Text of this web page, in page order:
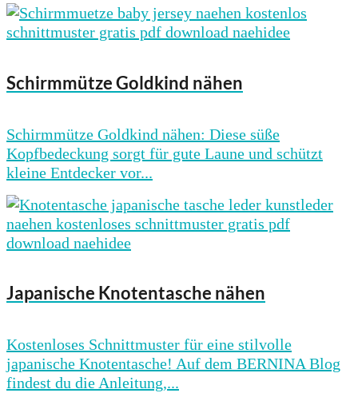
Schirmmütze Goldkind nähen
Schirmmütze Goldkind nähen: Diese süße
Kopfbedeckung sorgt für gute Laune und schützt
kleine Entdecker vor...
Japanische Knotentasche nähen
Kostenloses Schnittmuster für eine stilvolle
japanische Knotentasche! Auf dem BERNINA Blog
findest du die Anleitung,...